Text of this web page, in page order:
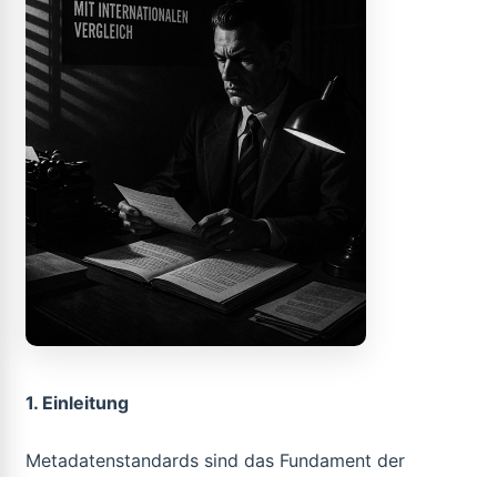
1. Einleitung
Metadatenstandards sind das Fundament der